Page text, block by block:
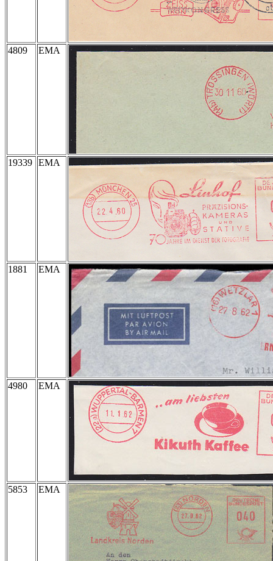
4809 EMA
19339 EMA
1881 EMA
4980 EMA
5853 EMA